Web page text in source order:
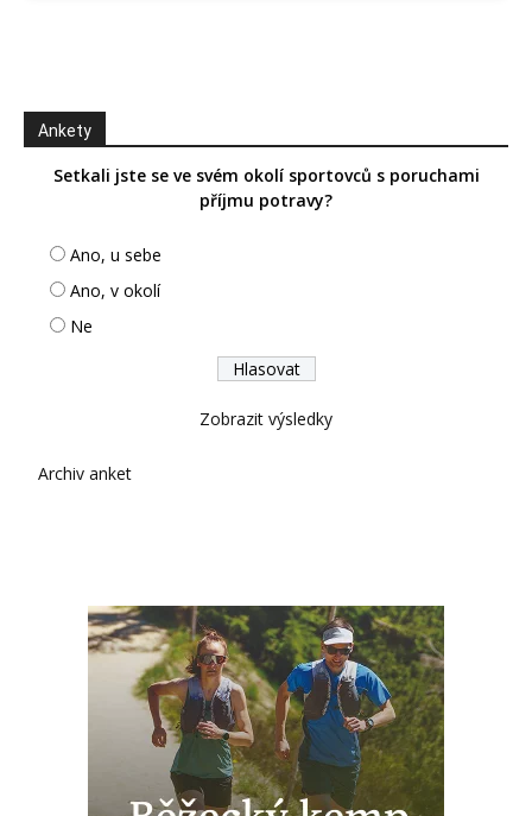
Ankety
Setkali jste se ve svém okolí sportovců s poruchami
příjmu potravy?
Ano, u sebe
Ano, v okolí
Ne
Zobrazit výsledky
Archiv anket